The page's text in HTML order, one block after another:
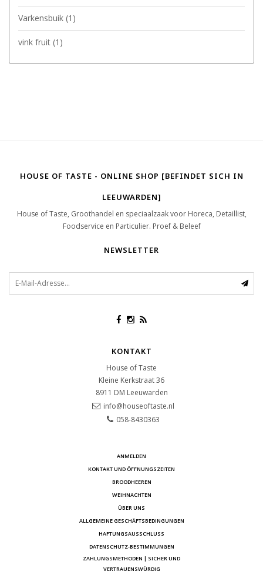
Varkensbuik (1)
vink fruit (1)
HOUSE OF TASTE - ONLINE SHOP [BEFINDET SICH IN
LEEUWARDEN]
House of Taste, Groothandel en speciaalzaak voor Horeca, Detaillist,
Foodservice en Particulier. Proef & Beleef
NEWSLETTER
KONTAKT
House of Taste
Kleine Kerkstraat 36
8911 DM Leeuwarden
info@houseoftaste.nl
058-8430363
ANMELDEN
KONTAKT UND ÖFFNUNGSZEITEN
BROODHEEREN
WEIHNACHTEN
ÜBER UNS
ALLGEMEINE GESCHÄFTSBEDINGUNGEN
HAFTUNGSAUSSCHLUSS
DATENSCHUTZ-BESTIMMUNGEN
ZAHLUNGSMETHODEN | SICHER UND
VERTRAUENSWÜRDIG